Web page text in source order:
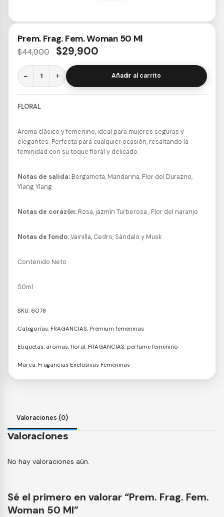
Prem. Frag. Fem. Woman 50 Ml
$44,900 $29,900
− + Añadir al carrito
FLORAL
Aroma clásico y femenino, ideal para mujeres seguras y
elegantes. Perfecta para cualquier ocasión, resaltando la
feminidad con su toque floral y delicado.
Notas de salida:Bergamota, Mandarina, Flor del Durazno,
Ylang Ylang
Notas de corazón:Rosa, jazmín Turberosa , Flor del naranjo
Notas de fondo:Vainilla, Cedro, Sándalo y Musk
Contenido Neto
50ml
SKU: 6078
Categorías: FRAGANCIAS, Premium femeninas
Etiquetas: aromas, floral, FRAGANCIAS, perfume femenino
Marca: Fragancias Exclusivas Femeninas
Valoraciones (0)
Valoraciones
No hay valoraciones aún.
Sé el primero en valorar “Prem. Frag. Fem.
Woman 50 Ml”